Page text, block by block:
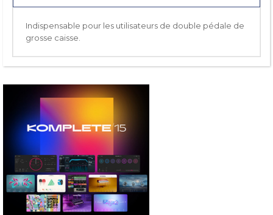
Indispensable pour les utilisateurs de double pédale de
grosse caisse.